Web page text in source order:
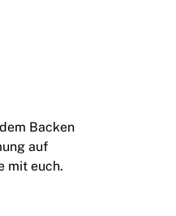
Backen
auf
mit euch.